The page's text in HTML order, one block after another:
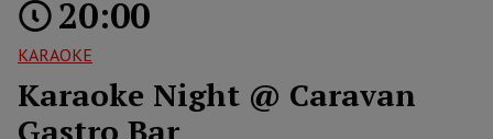
20:00
KARAOKE
Karaoke Night @ Caravan
Gastro Bar